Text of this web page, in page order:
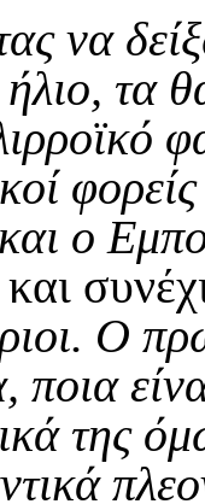
να
τα
ο
Ο
ποια
της